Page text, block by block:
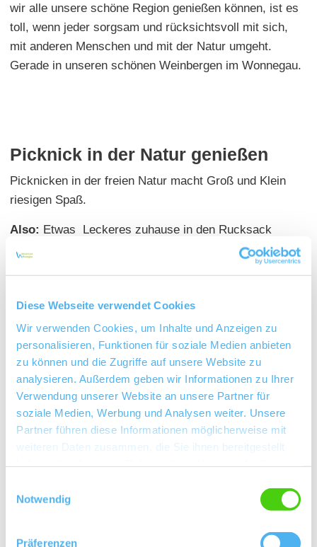
Diese Webseite verwendet Cookies
Wir verwenden Cookies, um Inhalte und Anzeigen zu
personalisieren, Funktionen für soziale Medien anbieten
zu können und die Zugriffe auf unsere Website zu
analysieren. Außerdem geben wir Informationen zu Ihrer
Verwendung unserer Website an unsere Partner für
soziale Medien, Werbung und Analysen weiter. Unsere
Partner führen diese Informationen möglicherweise mit
weiteren Daten zusammen, die Sie ihnen bereitgestellt
Notwendig
Präferenzen
wir alle unsere schöne Region genießen können, ist es
toll, wenn jeder sorgsam und rücksichtsvoll mit sich,
mit anderen Menschen und mit der Natur umgeht.
Gerade in unseren schönen Weinbergen im Wonnegau.
Picknick in der Natur genießen
Picknicken in der freien Natur macht Groß und Klein
riesigen Spaß.
Also: Etwas Leckeres zuhause in den Rucksack
packen, am besten natürlich das typische Weck,
Worscht und Woi vom Metzger und Winzer um die
und auf zum nächsten Rastplatz. Es gibt viele dieser
Rastplätze mit tollen Ausblicken im Wonnegau!
Und dann:
Alles was Sie mitgebracht haben, wieder in
den Rucksack packen und zu Hause im Mülleimer
entsorgen!
Gut zu wissen:
In den Weinbergen sind in der Regel
keine Mülleimer zu finden, damit kein Wild davon